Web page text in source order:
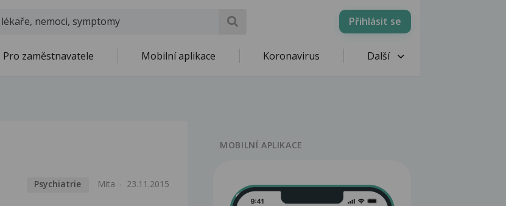
Přihlásit se
Pro zaměstnavatele Mobilní aplikace Koronavirus Další
Psychiatrie Mita 23.11.2015
MOBILNÍ APLIKACE